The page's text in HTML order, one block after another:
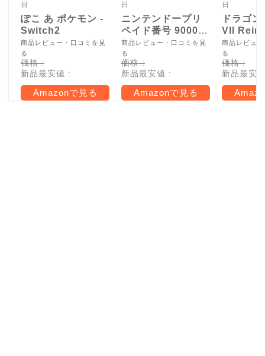
日
ぽこ あ ポケモン -
Switch2
商品レビュー・口コミを見
る
価格 :
新品最安値 :
Amazonで見る
日
ニンテンドープリ
ペイド番号 9000
円|オンラインコー
ド版
商品レビュー・口コミを見
る
価格 :
新品最安値 :
Amazonで見る
日
ドラゴ
VII
Switch2
商品レビュ
る
価格 :
新品最安